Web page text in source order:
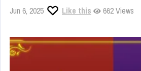
Jun 6, 2025 Like this 662 Views